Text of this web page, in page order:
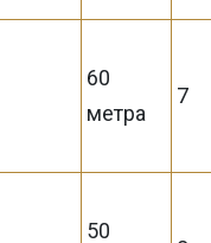
60
метра
7
50